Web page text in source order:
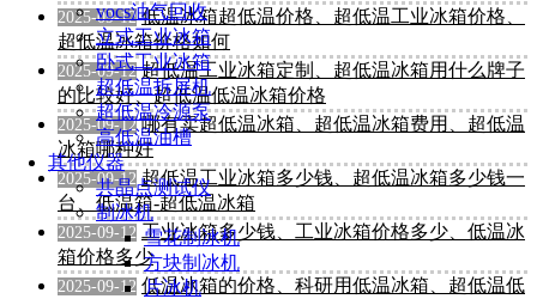
vocs油气回收
立式工业冰箱
卧式工业冰箱
超低温拆屏机
超低温冷源泵
高低温油槽
其他仪器
共晶点测试仪
制冰机
雪花制冰机
方块制冰机
片冰机
2025-09-12 低温冰箱超低温价格、超低温工业冰箱价格、
超低温冰箱价格如何
2025-09-12 超低温工业冰箱定制、超低温冰箱用什么牌子
的比较好、超低温低温冰箱价格
2025-09-12 哪有卖超低温冰箱、超低温冰箱费用、超低温
冰箱哪种好
2025-09-12 超低温工业冰箱多少钱、超低温冰箱多少钱一
台、低温箱-超低温冰箱
2025-09-12 工业冰箱多少钱、工业冰箱价格多少、低温冰
箱价格多少
2025-09-12 低温冰箱的价格、科研用低温冰箱、超低温低